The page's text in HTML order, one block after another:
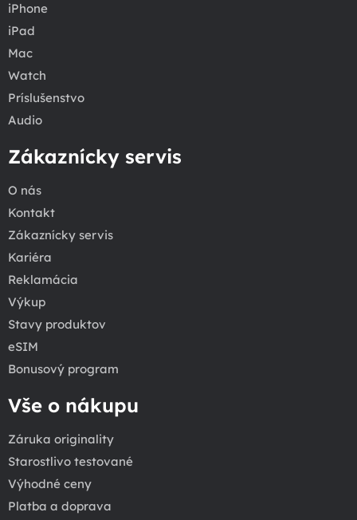
iPhone
iPad
Mac
Watch
Príslušenstvo
Audio
Zákaznícky servis
O nás
Kontakt
Zákaznícky servis
Kariéra
Reklamácia
Výkup
Stavy produktov
eSIM
Bonusový program
Vše o nákupu
Záruka originality
Starostlivo testované
Výhodné ceny
Platba a doprava